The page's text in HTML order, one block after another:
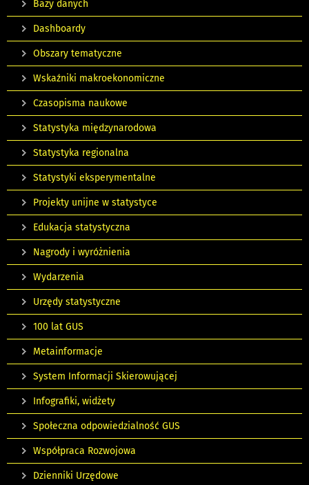
Bazy danych
Dashboardy
Obszary tematyczne
Wskaźniki makroekonomiczne
Czasopisma naukowe
Statystyka międzynarodowa
Statystyka regionalna
Statystyki eksperymentalne
Projekty unijne w statystyce
Edukacja statystyczna
Nagrody i wyróżnienia
Wydarzenia
Urzędy statystyczne
100 lat GUS
Metainformacje
System Informacji Skierowującej
Infografiki, widżety
Społeczna odpowiedzialność GUS
Współpraca Rozwojowa
Dzienniki Urzędowe